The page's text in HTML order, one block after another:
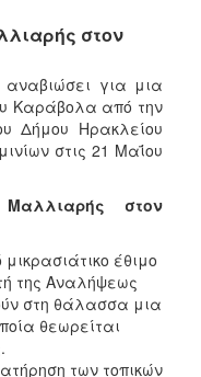
στον
για μια
Καράβολα από την
Δήμου Ηρακλείου
στις 21 Μαΐου
στον
έθιμο
της Αναλήψεως
στη θάλασσα μια
θεωρείται
των τοπικών